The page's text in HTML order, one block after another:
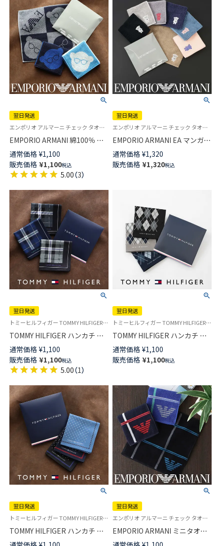
翌日発送
エンポリオ アルマーニ チェック タオル ハンドタオル ハンカチ ブランド プレゼント 転勤 送別
EMPORIO ARMANI 綿100％ ミ
ニタオル EA 3面マンガベア ハ
ンドタオル メンズ【365日最短
翌日発送】 02340026
通常価格 ¥1,100
販売価格 ¥1,100税込
5.00（3）
翌日発送
エンポリオ アルマーニ チェック タオル ハンドタオル ハンカチ ブランド プレゼント 転勤 送別
EMPORIO ARMANI EA マンガベ
ア 綿100％ ミニタオル メンズ
【365日最短翌日発送】
02340025
通常価格 ¥1,320
販売価格 ¥1,320税込
翌日発送
トミーヒルフィガー TOMMY HILFIGER 公式オンラインショップ・正規ライセンス品 メンズ ブランド ハンカチ ギフト・プレゼント
TOMMY HILFIGER ハンカチ マ
ドラスチェック柄 綿100％ メン
ズ 【365日最短翌日発送】
02582163
通常価格 ¥1,100
販売価格 ¥1,100税込
5.00（1）
翌日発送
トミーヒルフィガー TOMMY HILFIGER 公式オンラインショップ・正規ライセンス品 メンズ ブランド ハンカチ ギフト・プレゼント
TOMMY HILFIGER ハンカチ ア
ーガイル柄 綿100％ メンズ
【365日最短翌日発送】
02582162
通常価格 ¥1,100
販売価格 ¥1,100税込
翌日発送
トミーヒルフィガー TOMMY HILFIGER 公式オンラインショップ・正規ライセンス品 メンズ ブランド ハンカチ ギフト プレゼント
TOMMY HILFIGER ハンカチ ド
ット柄 綿100％ メンズ 【365日
翌日発送
エンポリオ アルマーニ チェック タオル ミニタオル ハンドタオル ハンカチ ブランド プレゼント 転勤 送別
EMPORIO ARMANI ミニタオル
タッターソール柄 綿100％ メン